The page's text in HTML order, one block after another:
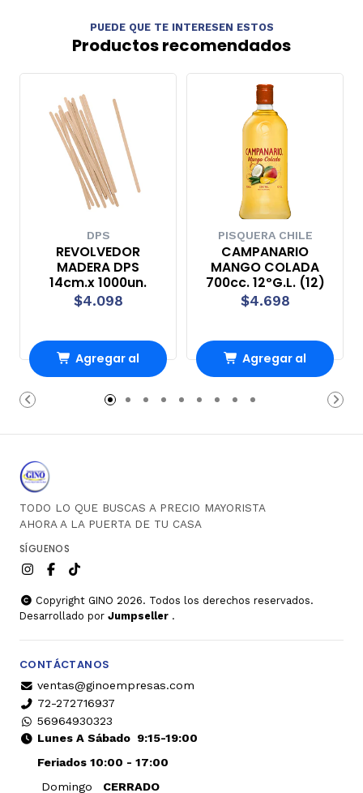
PUEDE QUE TE INTERESEN ESTOS
Productos recomendados
DPS
REVOLVEDOR
MADERA DPS
14cm.x 1000un.
$4.098
Agregar al
Carro
PISQUERA CHILE
CAMPANARIO
MANGO COLADA
700cc. 12ºG.L. (12)
$4.698
Agregar al
Carro
TODO LO QUE BUSCAS A PRECIO MAYORISTA
AHORA A LA PUERTA DE TU CASA
SÍGUENOS
Copyright GINO 2026. Todos los derechos reservados.
Desarrollado por Jumpseller .
CONTÁCTANOS
ventas@ginoempresas.com
72-272716937
56964930323
Lunes A Sábado9:15-19:00
Feriados 10:00 - 17:00
Domingo
CERRADO